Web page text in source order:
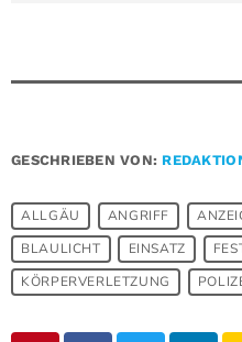
GESCHRIEBEN VON:
ALLGÄU ANGRIFF
BLAULICHT
EINSATZ
KÖRPERVERLETZUNG